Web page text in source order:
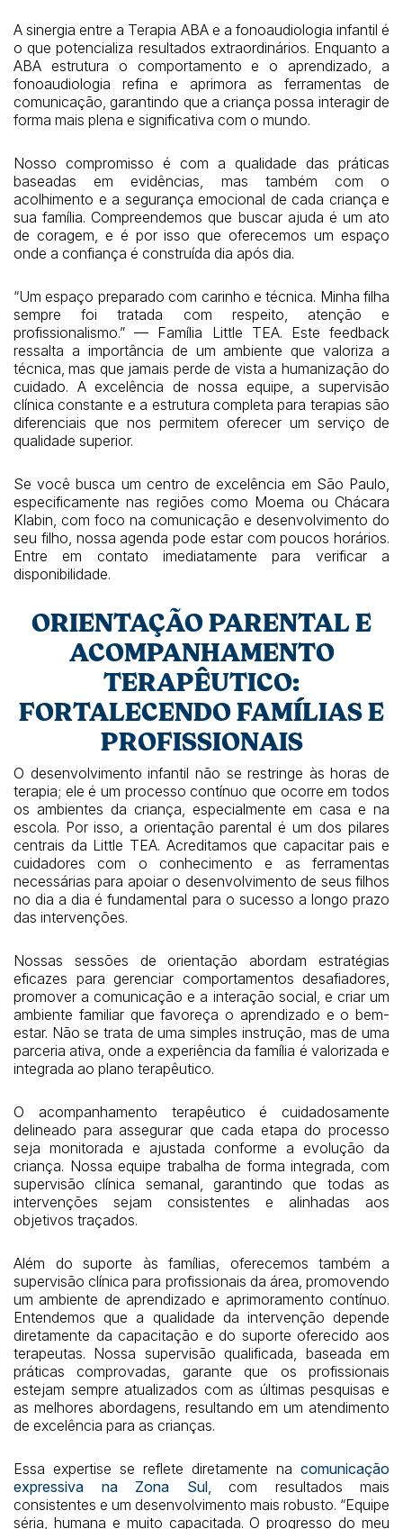
A sinergia entre a Terapia ABA e a fonoaudiologia infantil é
o que potencializa resultados extraordinários. Enquanto a
ABA estrutura o comportamento e o aprendizado, a
fonoaudiologia refina e aprimora as ferramentas de
comunicação, garantindo que a criança possa interagir de
forma mais plena e significativa com o mundo.
Nosso compromisso é com a qualidade das práticas
baseadas em evidências, mas também com o
acolhimento e a segurança emocional de cada criança e
sua família. Compreendemos que buscar ajuda é um ato
de coragem, e é por isso que oferecemos um espaço
onde a confiança é construída dia após dia.
“Um espaço preparado com carinho e técnica. Minha filha
sempre foi tratada com respeito, atenção e
profissionalismo.” — Família Little TEA. Este feedback
ressalta a importância de um ambiente que valoriza a
técnica, mas que jamais perde de vista a humanização do
cuidado. A excelência de nossa equipe, a supervisão
clínica constante e a estrutura completa para terapias são
diferenciais que nos permitem oferecer um serviço de
qualidade superior.
Se você busca um centro de excelência em São Paulo,
especificamente nas regiões como Moema ou Chácara
Klabin, com foco na comunicação e desenvolvimento do
seu filho, nossa agenda pode estar com poucos horários.
Entre em contato imediatamente para verificar a
disponibilidade.
ORIENTAÇÃO PARENTAL E
ACOMPANHAMENTO
TERAPÊUTICO:
FORTALECENDO FAMÍLIAS E
PROFISSIONAIS
O desenvolvimento infantil não se restringe às horas de
terapia; ele é um processo contínuo que ocorre em todos
os ambientes da criança, especialmente em casa e na
escola. Por isso, a orientação parental é um dos pilares
centrais da Little TEA. Acreditamos que capacitar pais e
cuidadores com o conhecimento e as ferramentas
necessárias para apoiar o desenvolvimento de seus filhos
no dia a dia é fundamental para o sucesso a longo prazo
das intervenções.
Nossas sessões de orientação abordam estratégias
eficazes para gerenciar comportamentos desafiadores,
promover a comunicação e a interação social, e criar um
ambiente familiar que favoreça o aprendizado e o bem-
estar. Não se trata de uma simples instrução, mas de uma
parceria ativa, onde a experiência da família é valorizada e
integrada ao plano terapêutico.
O acompanhamento terapêutico é cuidadosamente
delineado para assegurar que cada etapa do processo
seja monitorada e ajustada conforme a evolução da
criança. Nossa equipe trabalha de forma integrada, com
supervisão clínica semanal, garantindo que todas as
intervenções sejam consistentes e alinhadas aos
objetivos traçados.
Além do suporte às famílias, oferecemos também a
supervisão clínica para profissionais da área, promovendo
um ambiente de aprendizado e aprimoramento contínuo.
Entendemos que a qualidade da intervenção depende
diretamente da capacitação e do suporte oferecido aos
terapeutas. Nossa supervisão qualificada, baseada em
práticas comprovadas, garante que os profissionais
estejam sempre atualizados com as últimas pesquisas e
as melhores abordagens, resultando em um atendimento
de excelência para as crianças.
Essa expertise se reflete diretamente na comunicação
expressiva na Zona Sul, com resultados mais
consistentes e um desenvolvimento mais robusto. “Equipe
séria, humana e muito capacitada. O progresso do meu